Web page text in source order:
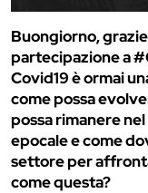
Buongiorno,
partecipazione a
Covid19 è ormai
come possa
possa rimanere
epocale e come
settore per
come questa?